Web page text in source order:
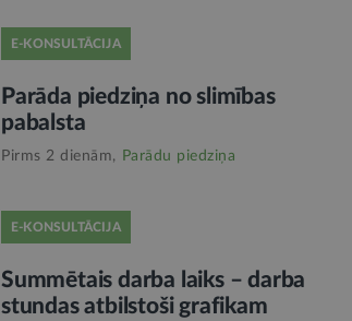
E-KONSULTĀCIJA
Parāda piedziņa no slimības
pabalsta
Pirms 2 dienām, Parādu piedziņa
E-KONSULTĀCIJA
Summētais darba laiks – darba
stundas atbilstoši grafikam